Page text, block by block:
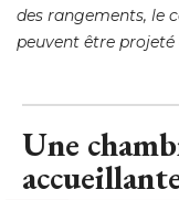
des rangements, le
peuvent être projeté
Une